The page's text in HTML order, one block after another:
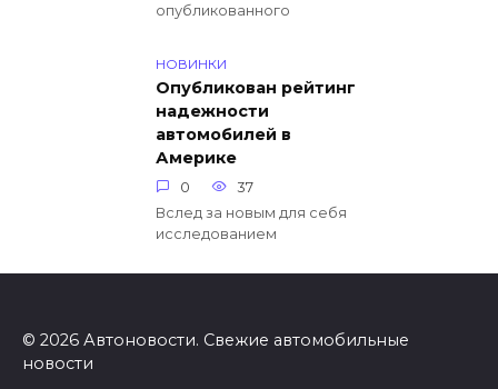
опубликованного
НОВИНКИ
Опубликован рейтинг
надежности
автомобилей в
Америке
0
37
Вслед за новым для себя
исследованием
© 2026 Автоновости. Свежие автомобильные
новости